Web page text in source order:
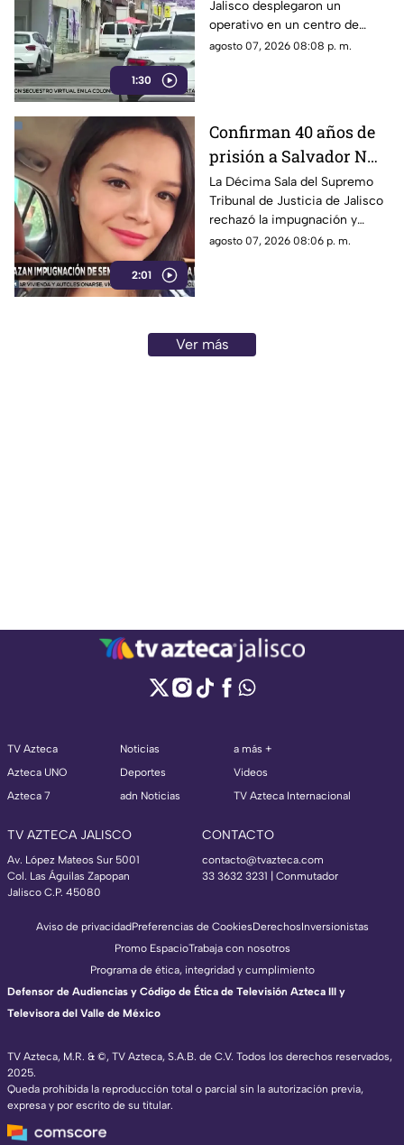
1:30
Olímpica en
Guadalajara
Jalisco desplegaron un
operativo en un centro de
rehabilitación de la colonia
agosto 07, 2026 08:08 p. m.
2:01
Confirman 40 años de
prisión a Salvador N
por el feminicidio de
Isis Urteaga
La Décima Sala del Supremo
Tribunal de Justicia de Jalisco
rechazó la impugnación y
confirmó la sentencia contra
agosto 07, 2026 08:06 p. m.
Ver más
TV Azteca
Azteca UNO
Azteca 7
Noticias
Deportes
adn Noticias
a más +
Videos
TV Azteca Internacional
TV AZTECA JALISCO
Av. López Mateos Sur 5001
Col. Las Águilas Zapopan
Jalisco C.P. 45080
CONTACTO
contacto@tvazteca.com
33 3632 3231 | Conmutador
TV Azteca, M.R. & ©, TV Azteca, S.A.B. de C.V. Todos los derechos reservados,
2025.
Queda prohibida la reproducción total o parcial sin la autorización previa,
expresa y por escrito de su titular.
Aviso de privacidadPreferencias de CookiesDerechosInversionistas
Promo EspacioTrabaja con nosotros
Programa de ética, integridad y cumplimiento
Defensor de Audiencias y Código de Ética de Televisión Azteca III y
Televisora del Valle de México